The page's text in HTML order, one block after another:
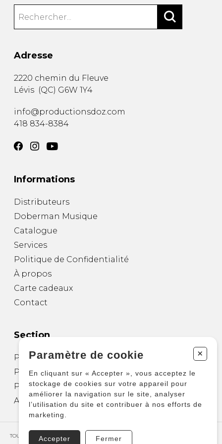
Adresse
2220 chemin du Fleuve
Lévis (QC) G6W 1Y4
info@productionsdoz.com
418 834-8384
Informations
Distributeurs
Doberman Musique
Catalogue
Services
Politique de Confidentialité
À propos
Carte cadeaux
Contact
Section
Partitions pour guitare
Partitions pour autres instruments
Partitions pour ensembles
Autres produits
TOUS DROITS RÉSERVÉS © COPYRIGHT 2026 – PRODUCTIONS D'OZ
Paramètre de cookie +
En cliquant sur « Accepter », vous acceptez le
stockage de cookies sur votre appareil pour
améliorer la navigation sur le site, analyser
l’utilisation du site et contribuer à nos efforts de
marketing.
Accepter Fermer